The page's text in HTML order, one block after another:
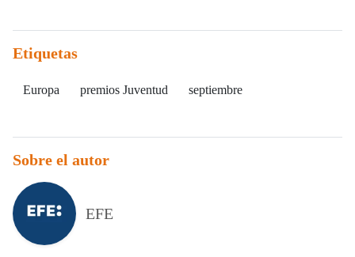
Etiquetas
Europa premios Juventud septiembre
Sobre el autor
EFE